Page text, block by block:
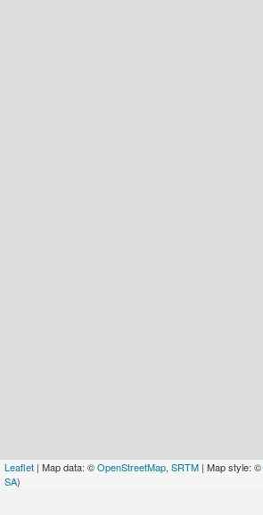
Leaflet | Map data: ©OpenStreetMap, SRTM | Map style: ©
SA)